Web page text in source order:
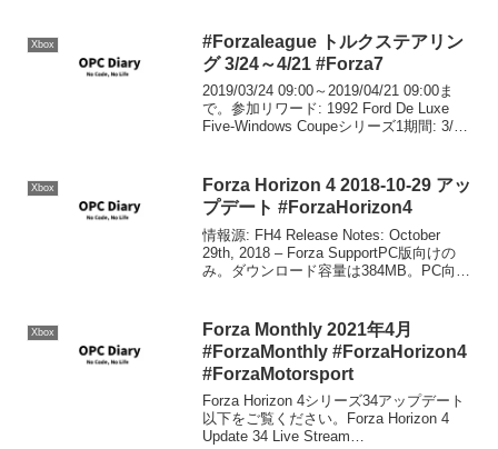
Xbox
#Forzaleague トルクステアリン
グ 3/24～4/21 #Forza7
2019/03/24 09:00～2019/04/21 09:00ま
で。参加リワード: 1992 Ford De Luxe
Five-Windows Coupeシリーズ1期間: 3/24
Xbox
Forza Horizon 4 2018-10-29 アッ
プデート #ForzaHorizon4
情報源: FH4 Release Notes: October
29th, 2018 – Forza SupportPC版向けの
み。ダウンロード容量は384MB。PC向け
Xbox
Forza Monthly 2021年4月
#ForzaMonthly #ForzaHorizon4
#ForzaMotorsport
Forza Horizon 4シリーズ34アップデート
以下をご覧ください。Forza Horizon 4
Update 34 Live Stream